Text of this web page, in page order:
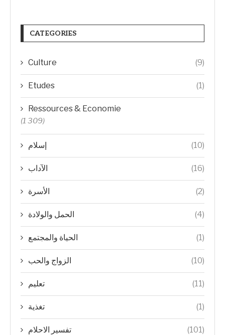
CATEGORIES
Culture (9)
Etudes (1)
Ressources & Economie
(1 309)
إسلام (10)
الآداب (16)
الأسرة (2)
الحمل والولادة (4)
الحياة والمجتمع (1)
الزواج والحب (10)
تعليم (11)
تغذية (1)
تفسير الاحلام (101)